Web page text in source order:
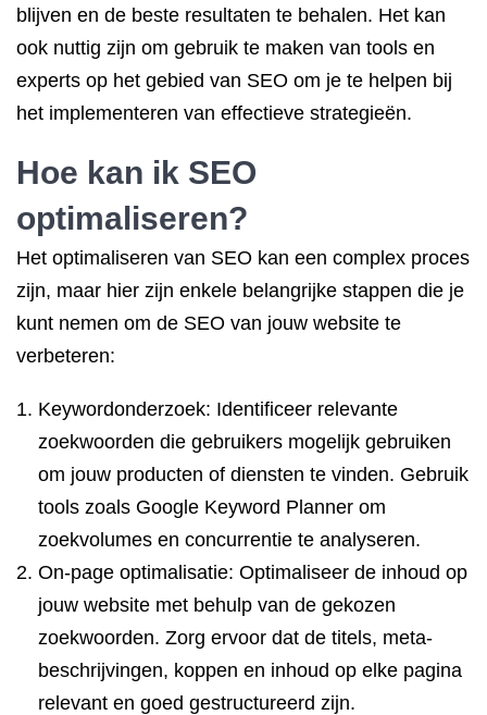
blijven en de beste resultaten te behalen. Het kan
ook nuttig zijn om gebruik te maken van tools en
experts op het gebied van SEO om je te helpen bij
het implementeren van effectieve strategieën.
Hoe kan ik SEO
optimaliseren?
Het optimaliseren van SEO kan een complex proces
zijn, maar hier zijn enkele belangrijke stappen die je
kunt nemen om de SEO van jouw website te
verbeteren:
Keywordonderzoek: Identificeer relevante
zoekwoorden die gebruikers mogelijk gebruiken
om jouw producten of diensten te vinden. Gebruik
tools zoals Google Keyword Planner om
zoekvolumes en concurrentie te analyseren.
On-page optimalisatie: Optimaliseer de inhoud op
jouw website met behulp van de gekozen
zoekwoorden. Zorg ervoor dat de titels, meta-
beschrijvingen, koppen en inhoud op elke pagina
relevant en goed gestructureerd zijn.